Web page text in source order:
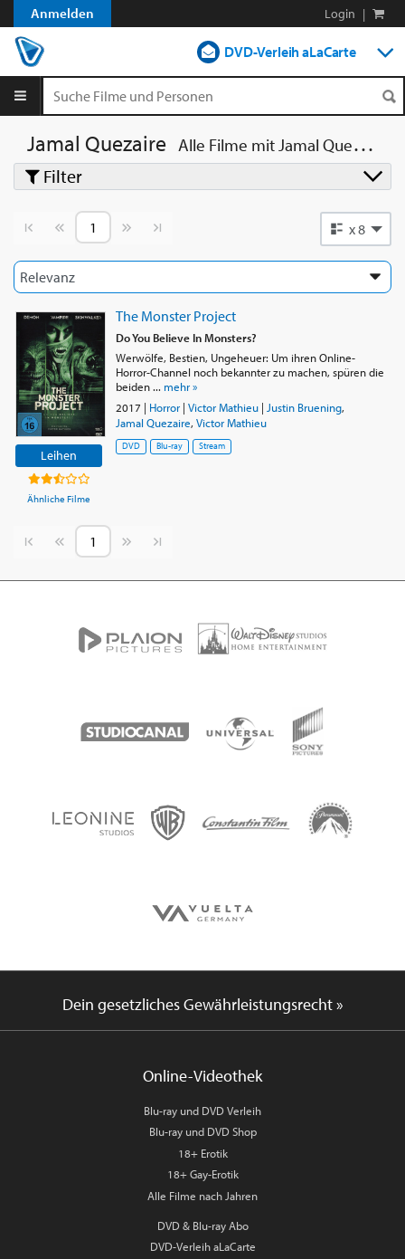
Anmelden Login |
DVD-Verleih aLaCarte
Jamal Quezaire Alle Filme mitJamal Quezaire
Vorherige SeiteNächste Seite x 8
Leihen
Ähnliche Filme
The Monster Project
Do You Believe In Monsters?
Werwölfe, Bestien, Ungeheuer: Um ihren Online-
Horror-Channel noch bekannter zu machen, spüren die
beiden ... mehr »
2017 | Horror| Victor Mathieu| Justin Bruening,
Jamal Quezaire, Victor Mathieu
DVD Blu-ray Stream
Vorherige SeiteNächste Seite
Filter
Dein gesetzliches Gewährleistungsrecht »
Online-Videothek
Blu-ray und DVD Verleih
Blu-ray und DVD Shop
18+ Erotik
18+ Gay-Erotik
Alle Filme nach Jahren
DVD & Blu-ray Abo
DVD-Verleih aLaCarte